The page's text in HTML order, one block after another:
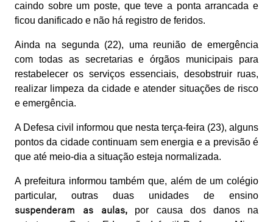
caindo sobre um poste, que teve a ponta arrancada e
ficou danificado e não há registro de feridos.
Ainda na segunda (22), uma reunião de emergência
com todas as secretarias e órgãos municipais para
restabelecer os serviços essenciais, desobstruir ruas,
realizar limpeza da cidade e atender situações de risco
e emergência.
A Defesa civil informou que nesta terça-feira (23), alguns
pontos da cidade continuam sem energia e a previsão é
que até meio-dia a situação esteja normalizada.
A prefeitura informou também que, além de um colégio
particular, outras duas unidades de ensino
suspenderam as aulas, por causa dos danos na